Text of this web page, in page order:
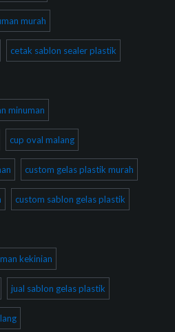
murah
cetak sablon sealer plastik
minuman
cup oval malang
custom gelas plastik murah
custom sablon gelas plastik
kekinian
jual sablon gelas plastik